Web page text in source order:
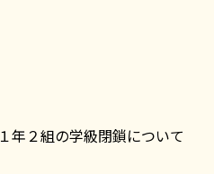
級閉鎖について